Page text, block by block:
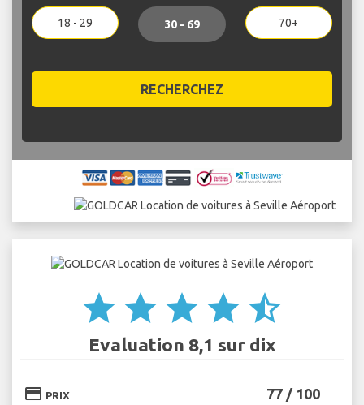
18 - 29 30 - 69 70+
RECHERCHEZ
star star star star star_half
Evaluation 8,1 sur dix
credit_card PRIX 77 / 100